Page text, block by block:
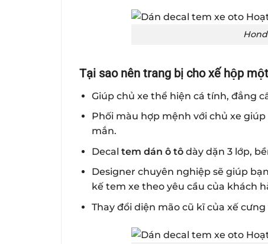
Tại sao nên trang bị cho xế hộp
Giúp chủ xe thể hiện cá tính, đẳng
Phối màu hợp mệnh với chủ xe
mắn.
Decal tem dán ô tô dày dặn 3 lớp,
Designer chuyên nghiệp sẽ giúp
kế tem xe theo yêu cầu của khách
Thay đổi diện mão cũ kĩ của xế